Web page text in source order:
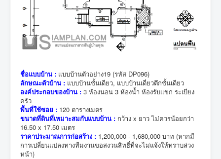
ชื่อแบบบ้าน : แบบบ้านตัวอย่าง19 (รหัส DP096)
ลักษณะตัวบ้าน : แบบบ้านชั้นเดียว, แบบบ้านเดี่ยวตึกชั้นเดียว
องค์ประกอบของบ้าน : 3 ห้องนอน 3 ห้องน้ำ ห้องรับแขก ระเบียง
ครัว
พื้นที่ใช้ซอย : 120 ตารางเมตร
ขนาดที่ดินที่เหมาะสมกับแบบบ้าน : กว้าง x ยาว ไม่ควรน้อยกว่า
16.50 x 17.50 เมตร
ราคาประมาณการก่อสร้าง : 1,200,000 - 1,680,000 บาท (หากมี
การเปลี่ยนแปลงทางทีมงานขอสงวนสิทธิ์ที่จะไม่แจ้งให้ทราบล่วง
หน้า)